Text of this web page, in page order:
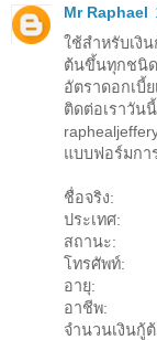
Mr Raphael
ใช้สำหรับเงิ
ต้นขึ้นทุกชนิ
อัตราดอกเบี้
ติดต่อเราวัน
แบบฟอร์มก
ชื่อจริง:
ประเทศ:
สถานะ:
โทรศัพท์:
อายุ:
อาชีพ:
จำนวนเงินกู้